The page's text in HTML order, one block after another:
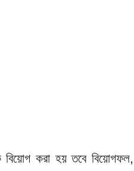
বিয়োগ করা হয় তবে বিয়োগফল,